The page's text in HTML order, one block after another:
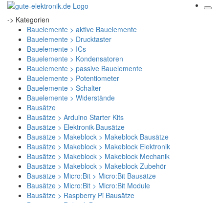
-> Kategorien
Bauelemente > aktive Bauelemente
Bauelemente > Drucktaster
Bauelemente > ICs
Bauelemente > Kondensatoren
Bauelemente > passive Bauelemente
Bauelemente > Potentiometer
Bauelemente > Schalter
Bauelemente > Widerstände
Bausätze
Bausätze > Arduino Starter Kits
Bausätze > Elektronik-Bausätze
Bausätze > Makeblock > Makeblock Bausätze
Bausätze > Makeblock > Makeblock Elektronik
Bausätze > Makeblock > Makeblock Mechanik
Bausätze > Makeblock > Makeblock Zubehör
Bausätze > Micro:Bit > Micro:Bit Bausätze
Bausätze > Micro:Bit > Micro:Bit Module
Bausätze > Raspberry Pi Bausätze